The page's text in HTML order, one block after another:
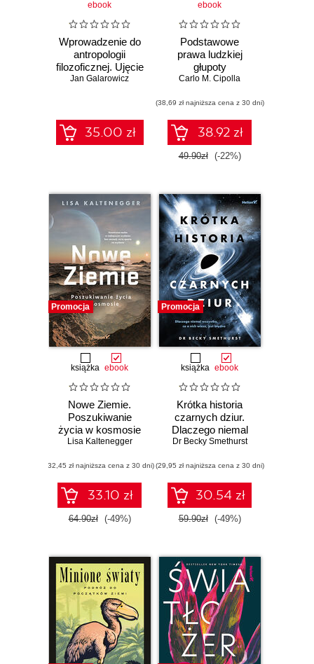
ebook
Wprowadzenie do
antropologii
filozoficznej. Ujęcie
fenomenologiczno-
Jan Galarowicz
35.00 zł
ebook
Podstawowe
prawa ludzkiej
głupoty
Carlo M. Cipolla
(38,69 zł najniższa cena z 30 dni)
38.92 zł
49.90zł (-22%)
Promocja
książka ebook
Nowe Ziemie.
Poszukiwanie
życia w kosmosie
Lisa Kaltenegger
(32,45 zł najniższa cena z 30 dni)
33.10 zł
64.90zł (-49%)
Promocja
książka ebook
Krótka historia
czarnych dziur.
Dlaczego niemal
wszystko, co o
błędne
Dr Becky Smethurst
(29,95 zł najniższa cena z 30 dni)
30.54 zł
59.90zł (-49%)